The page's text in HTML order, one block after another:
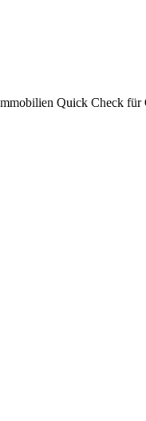
Quick Check für